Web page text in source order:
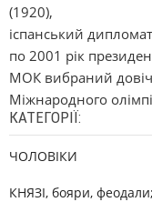
(1920),
іспанський
по 2001 рік
МОК вибраний
Міжнародного
КАТЕГОРІЇ:
ЧОЛОВІКИ
КНЯЗІ, бояри, феодали;